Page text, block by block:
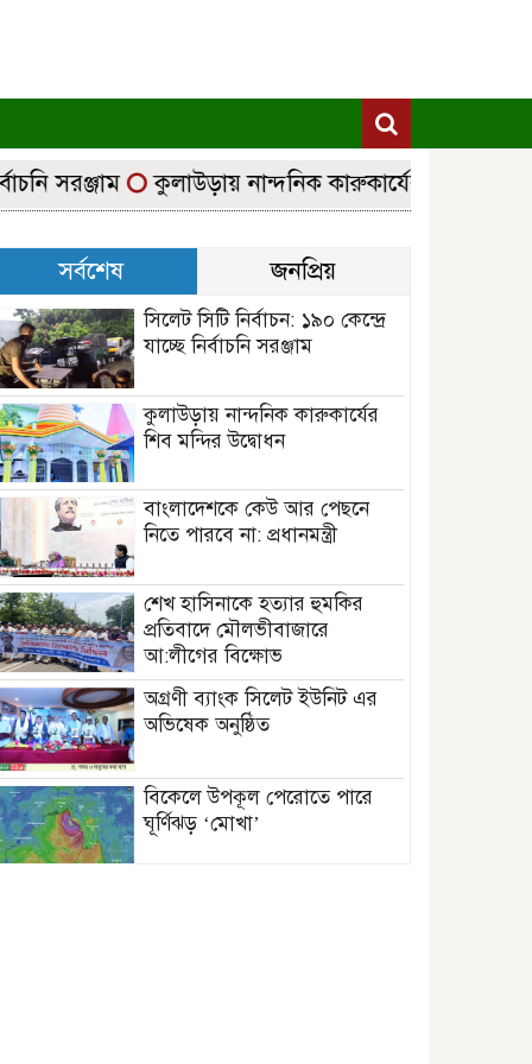
সরঞ্জাম কুলাউড়ায় নান্দনিক কারুকার্যের শিব মন্দির
সর্বশেষ জনপ্রিয়
সিলেট সিটি নির্বাচন: ১৯০ কেন্দ্রে
যাচ্ছে নির্বাচনি সরঞ্জাম
কুলাউড়ায় নান্দনিক কারুকার্যের
শিব মন্দির উদ্বোধন
বাংলাদেশকে কেউ আর পেছনে
নিতে পারবে না: প্রধানমন্ত্রী
শেখ হাসিনাকে হত্যার হুমকির
প্রতিবাদে মৌলভীবাজারে
আ:লীগের বিক্ষোভ
অগ্রণী ব্যাংক সিলেট ইউনিট এর
অভিষেক অনুষ্ঠিত
বিকেলে উপকূল পেরোতে পারে
ঘূর্ণিঝড় ‘মোখা’